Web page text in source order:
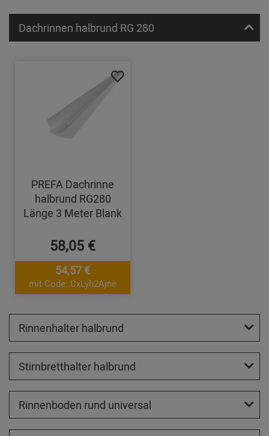
Dachrinnen halbrund RG 280
PREFA Dachrinne
halbrund RG280
Länge 3 Meter Blank
58,05 €
54,57 €
mit Code: CxLyh2Ajne
Rinnenhalter halbrund
Stirnbretthalter halbrund
Rinnenboden rund universal